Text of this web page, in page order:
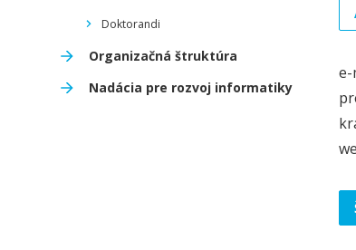
Doktorandi
Organizačná štruktúra
Nadácia pre rozvoj informatiky